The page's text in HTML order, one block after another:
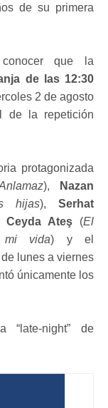
de su primera
que la
de las 12:30
2 de agosto
de la repetición
protagonizada
),
Nazan
hijas), Serhat
Ceyda Ateş (El
vida) y el
lunes a viernes
únicamente los
“late-night” de